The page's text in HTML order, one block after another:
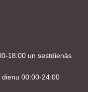
18:00 un sestdienās
00:00-24:00